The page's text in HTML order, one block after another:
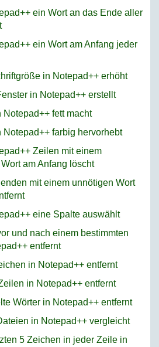
ein Wort an das Ende aller
ein Wort am Anfang jeder
in Notepad++ erhöht
in Notepad++ erstellt
Notepad++ fett macht
Notepad++ farbig hervorhebt
Zeilen mit einem
am Anfang löscht
mit einem unnötigen Wort
eine Spalte auswählt
und nach einem bestimmten
entfernt
in Notepad++ entfernt
in Notepad++ entfernt
Wörter in Notepad++ entfernt
in Notepad++ vergleicht
5 Zeichen in jeder Zeile in